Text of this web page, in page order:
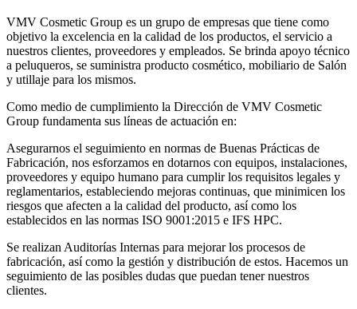
VMV Cosmetic Group es un grupo de empresas que tiene como
objetivo la excelencia en la calidad de los productos, el servicio a
nuestros clientes, proveedores y empleados. Se brinda apoyo técnico
a peluqueros, se suministra producto cosmético, mobiliario de Salón
y utillaje para los mismos.
Como medio de cumplimiento la Dirección de VMV Cosmetic
Group fundamenta sus líneas de actuación en:
Asegurarnos el seguimiento en normas de Buenas Prácticas de
Fabricación, nos esforzamos en dotarnos con equipos, instalaciones,
proveedores y equipo humano para cumplir los requisitos legales y
reglamentarios, estableciendo mejoras continuas, que minimicen los
riesgos que afecten a la calidad del producto, así como los
establecidos en las normas ISO 9001:2015 e IFS HPC.
Se realizan Auditorías Internas para mejorar los procesos de
fabricación, así como la gestión y distribución de estos. Hacemos un
seguimiento de las posibles dudas que puedan tener nuestros
clientes.